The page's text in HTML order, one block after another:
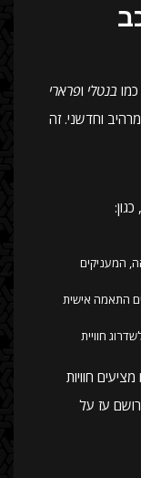
בנטלי ופרארי
וחדשני. זה
המעניקים
התאמה אישית
חוויית
חוויות
רושם עז על